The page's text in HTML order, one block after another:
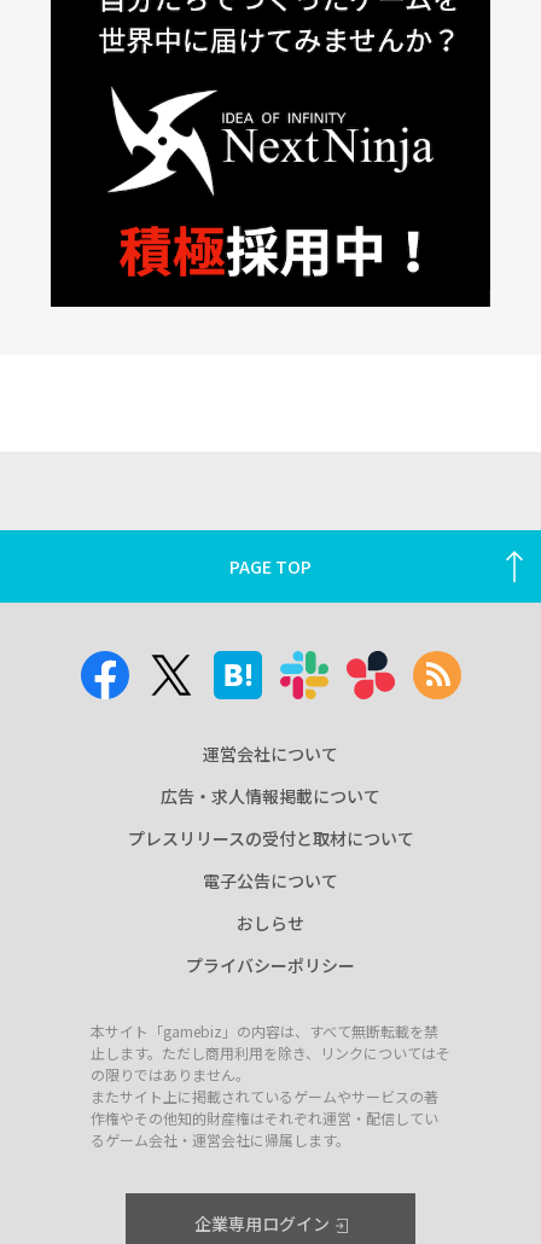
PAGE TOP
運営会社について
広告・求人情報掲載について
プレスリリースの受付と取材について
電子公告について
おしらせ
プライバシーポリシー
本サイト「gamebiz」の内容は、すべて無断転載を禁
止します。ただし商用利用を除き、リンクについてはそ
の限りではありません。
またサイト上に掲載されているゲームやサービスの著
作権やその他知的財産権はそれぞれ運営・配信してい
るゲーム会社・運営会社に帰属します。
企業専用ログイン